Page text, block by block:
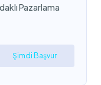
Pazarlama
Şimdi Başvur